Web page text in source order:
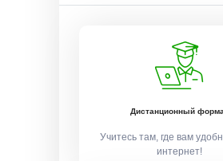
Дистанционный
Учитесь там, где вам
интернет!